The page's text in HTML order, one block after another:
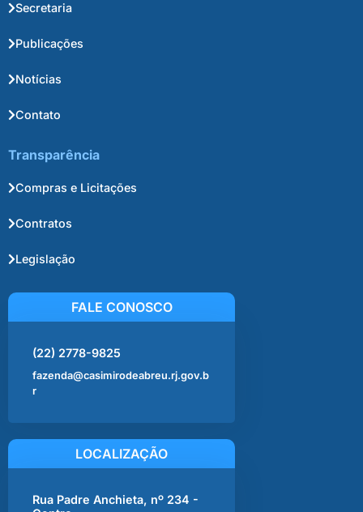
Secretaria
Publicações
Notícias
Contato
Transparência
Compras e Licitações
Contratos
Legislação
FALE CONOSCO
(22) 2778-9825
fazenda@casimirodeabreu.rj.gov.b
r
LOCALIZAÇÃO
Rua Padre Anchieta, nº 234 -